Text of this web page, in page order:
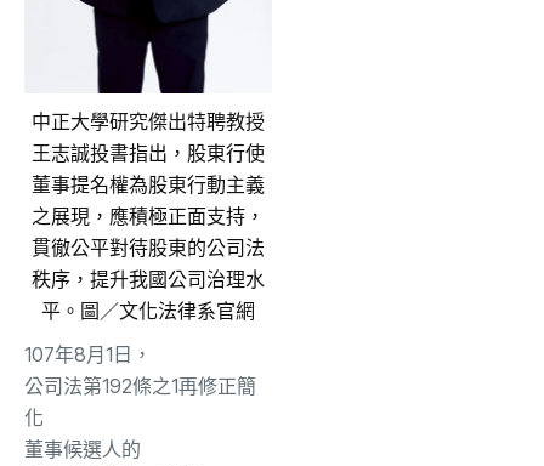
中正大學研究傑出特聘教授
王志誠投書指出，股東行使
董事提名權為股東行動主義
之展現，應積極正面支持，
貫徹公平對待股東的公司法
秩序，提升我國公司治理水
平。圖／文化法律系官網
107年8月1日 ，
公司法第192條之1再修正簡
化
董事候選人的